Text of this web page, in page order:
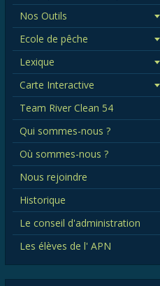
Nos Outils
Ecole de pêche
Lexique
Carte Interactive
Team River Clean 54
Qui sommes-nous ?
Où sommes-nous ?
Nous rejoindre
Historique
Le conseil d'administration
Les élèves de l' APN